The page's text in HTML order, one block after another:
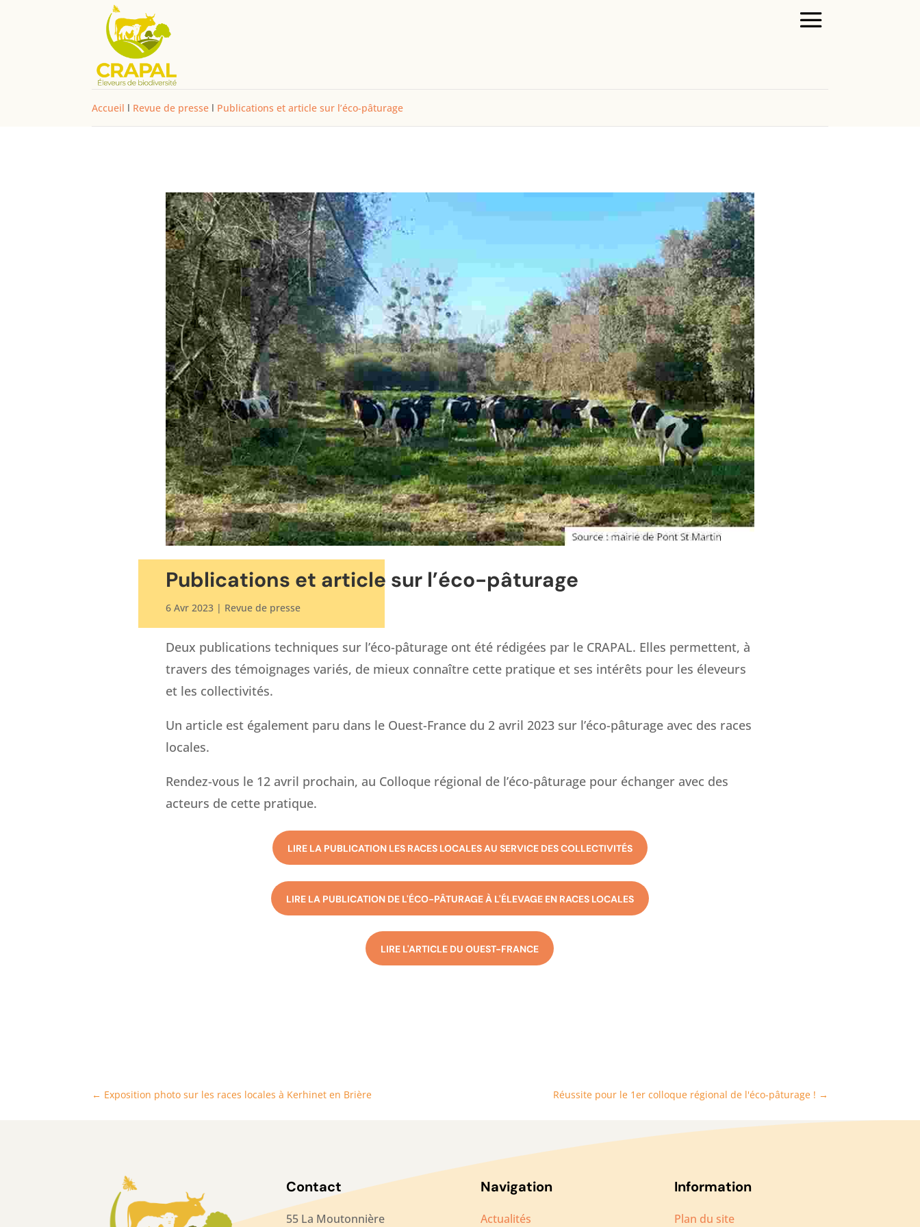
Accueil l Revue de presse l Publications et article sur l’éco-pâturage
Publications et article sur l’éco-pâturage
6 Avr 2023| Revue de presse
Deux publications techniques sur l’éco-pâturage ont été rédigées par le CRAPAL. Elles permettent, à
travers des témoignages variés, de mieux connaître cette pratique et ses intérêts pour les éleveurs
et les collectivités.
Un article est également paru dans le Ouest-France du 2 avril 2023 sur l’éco-pâturage avec des races
locales.
Rendez-vous le 12 avril prochain, au Colloque régional de l’éco-pâturage pour échanger avec des
acteurs de cette pratique.
LIRE LA PUBLICATION LES RACES LOCALES AU SERVICE DES COLLECTIVITÉS
LIRE LA PUBLICATION DE L'ÉCO-PÂTURAGE À L'ÉLEVAGE EN RACES LOCALES
LIRE L'ARTICLE DU OUEST-FRANCE
← Exposition photo sur les races locales à Kerhinet en Brière Réussite pour le 1er colloque régional de l'éco-pâturage ! →
Contact
55 La Moutonnière
Navigation
Actualités
Information
Plan du site